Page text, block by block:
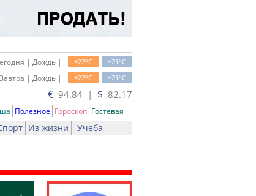
+21oC
+22oC
| Дождь |
+21oC
+22oC
Завтра | Дождь |
€ 94.84 | $ 82.17
Полезное Гороскоп Гостевая
Из жизни Учеба